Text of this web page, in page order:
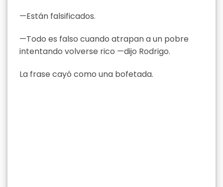
—Están falsificados.
—Todo es falso cuando atrapan a un pobre
intentando volverse rico —dijo Rodrigo.
La frase cayó como una bofetada.